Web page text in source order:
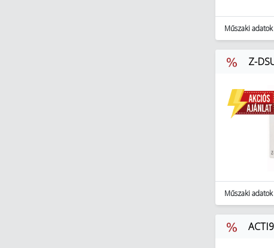
Műszaki adatok
Z-
Műszaki adatok